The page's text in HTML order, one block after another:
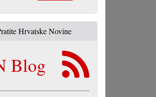
Hrvatske Novine
Blog